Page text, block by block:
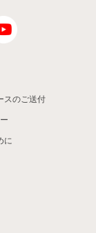
スのご送付
に